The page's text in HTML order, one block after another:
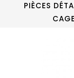
PIÈCES